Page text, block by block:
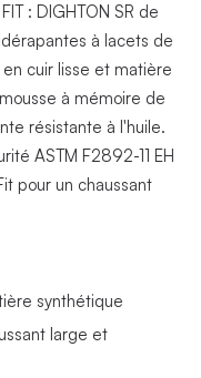
: DIGHTON SR de
à lacets de
cuir lisse et matière
à mémoire de
résistante à l'huile.
ASTM F2892-11 EH
pour un chaussant
synthétique
large et